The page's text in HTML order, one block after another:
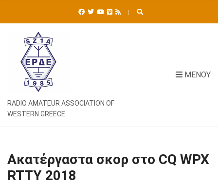
RADIO AMATEUR ASSOCIATION OF
WESTERN GREECE
ΜΕΝΟΎ
Ακατέργαστα σκορ στο CQ WPX
RTTY 2018